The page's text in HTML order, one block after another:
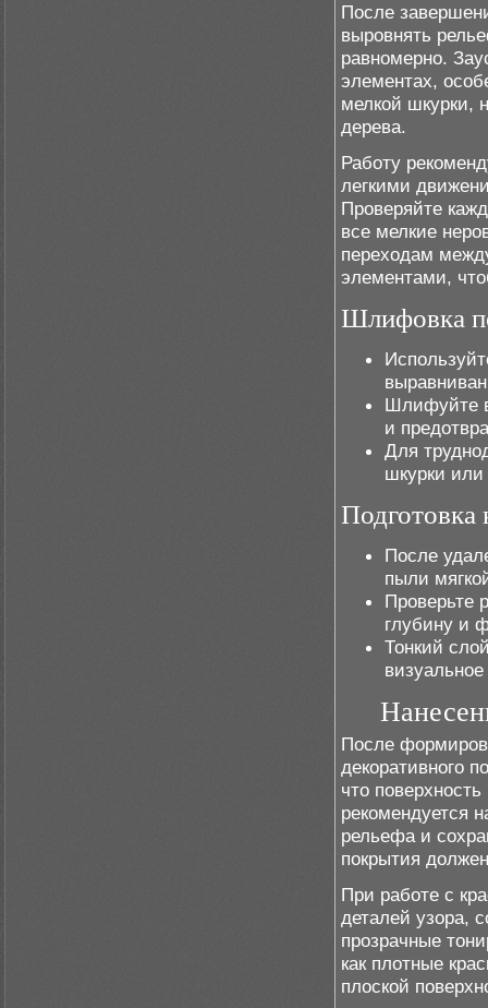
После
выровнять
равномерно.
элементах,
мелкой шкурки,
дерева.
Работу
легкими
Проверяйте
все мелкие
переходам
элементами,
Шлифовка
Шлифуйте
и
Для
шкурки или
Подготовка
После
пыли
Проверьте
глубину и
Тонкий
После
декоративного
что
рекомендуется
рельефа и
покрытия
При работе с
деталей узора,
прозрачные
как плотные
плоской